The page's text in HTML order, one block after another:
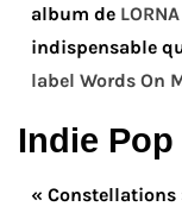
album de LORNA
indispensable
label Words On
Indie Pop
« Constellations